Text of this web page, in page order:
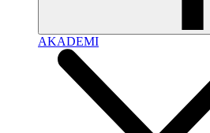
AKADEMI